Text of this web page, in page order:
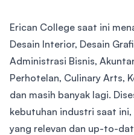
Erican College saat ini
Desain Interior, Desain
Administrasi Bisnis,
Perhotelan, Culinary Arts,
dan masih banyak lagi.
kebutuhan industri saat
yang relevan dan up-to-